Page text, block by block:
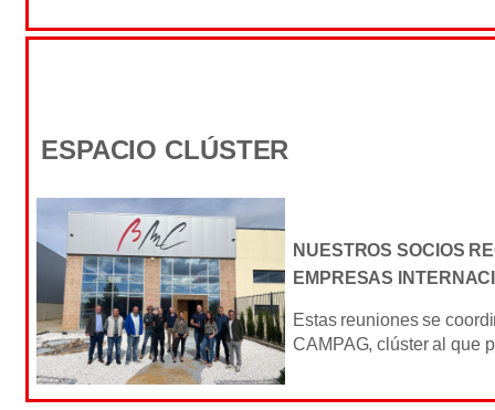
ESPACIO CLÚSTER
NUESTROS SOCIOS
EMPRESAS
Estas reuniones se
CAMPAG, clúster al que